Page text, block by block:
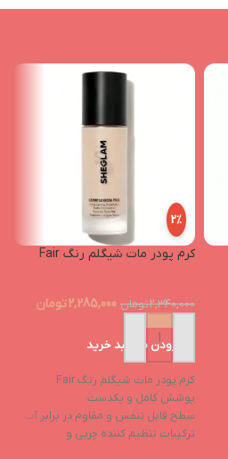
2%
کرم پودر مات شیگلم رنگ Fair
2,340,000تومان 2,285,000تومان
افزودن به سبد خرید
کرم پودر مات شیگلم رنگ Fair
پوشش کامل و یکدست
سطح قابل تنفس و مقاوم در برابر آب
ترکیبات تنظیم کننده چربی و